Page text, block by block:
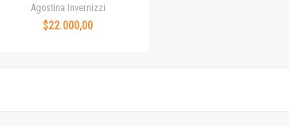
Textos y lecturas en ciencias sociales
Serie Punto de encuentros
Agostina Invernizzi
$22.000,00